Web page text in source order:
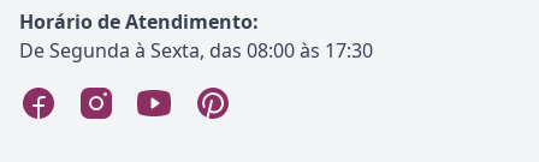
Horário de Atendimento:
De Segunda à Sexta, das 08:00 às 17:30